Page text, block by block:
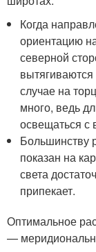
Когда
ориентацию
северной
случае на
много, ведь
освещаться с
Большинству
показан на
света
припекает.
Оптимальное
—